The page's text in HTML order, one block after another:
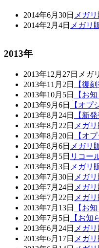
2014年6月30日 メガ
2014年2月4日 メガリ
2013年
2013年12月27日 メガ
2013年11月2日
【復
2013年10月5日
【お
2013年9月6日
【オプ
2013年8月24日
【新
2013年8月22日 メガ
2013年8月20日
【オ
2013年8月6日 メガリ
2013年8月5日 リコー
2013年8月3日 メガリ
2013年7月30日 メガ
2013年7月24日 メガ
2013年7月22日 メガ
2013年7月13日
【お
2013年7月5日
【お
2013年6月24日 メガ
2013年6月17日 メガ